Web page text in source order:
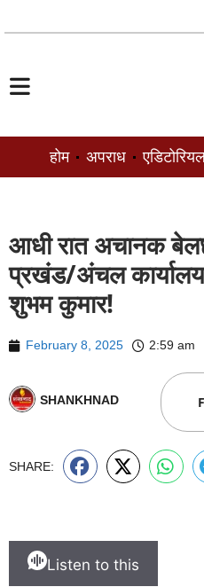
होम अपराध
आधी रात अचानक
प्रखंड/अंचल
शुभम कुमार!
February 8, 2025 2:59 am
SHANKHNAD
SHARE:
Listen to this